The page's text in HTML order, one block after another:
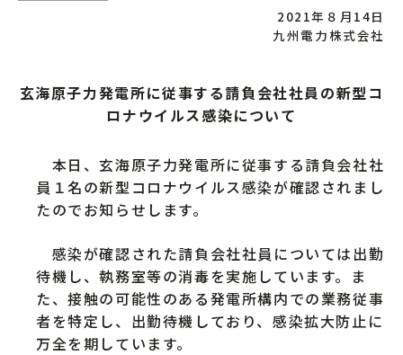
2021年８月14日
九州電力株式会社
玄海原子力発電所に従事する請負会社社員の新型コ
ロナウイルス感染について
本日、玄海原子力発電所に従事する請負会社社
員１名の新型コロナウイルス感染が確認されまし
たのでお知らせします。
感染が確認された請負会社社員については出勤
待機し、執務室等の消毒を実施しています。ま
た、接触の可能性のある発電所構内での業務従事
者を特定し、出勤待機しており、感染拡大防止に
万全を期しています。